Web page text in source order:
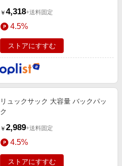
￥ 4,318+送料固定
4.5%
ストアにすすむ
リュックサック 大容量 バックパッ
ク
￥ 2,989+送料固定
4.5%
ストアにすすむ